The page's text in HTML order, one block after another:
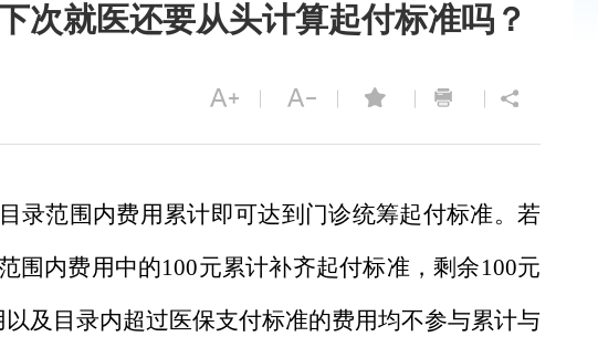
次就医还要从头计算起付标准吗？
录范围内费用累计即可达到门诊统筹起付标准。若
围内费用中的100元累计补齐起付标准，剩余100元
及目录内超过医保支付标准的费用均不参与累计与